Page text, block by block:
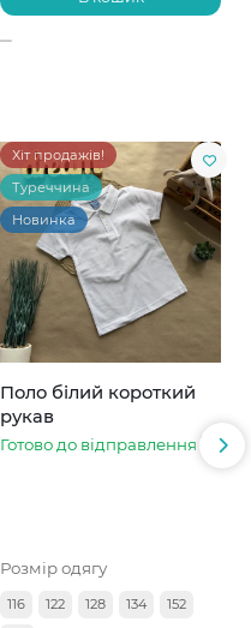
Хіт продажів!
Туреччина
Новинка
Поло білий короткий
рукав
Готово до відправлення
Розмір одягу
116 122 128 134
152